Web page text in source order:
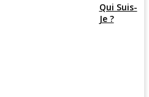
Qui Suis-
Je ?